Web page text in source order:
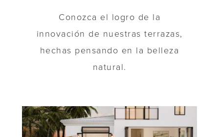
Conozca el logro de la
innovación de nuestras terrazas,
hechas pensando en la belleza
natural.